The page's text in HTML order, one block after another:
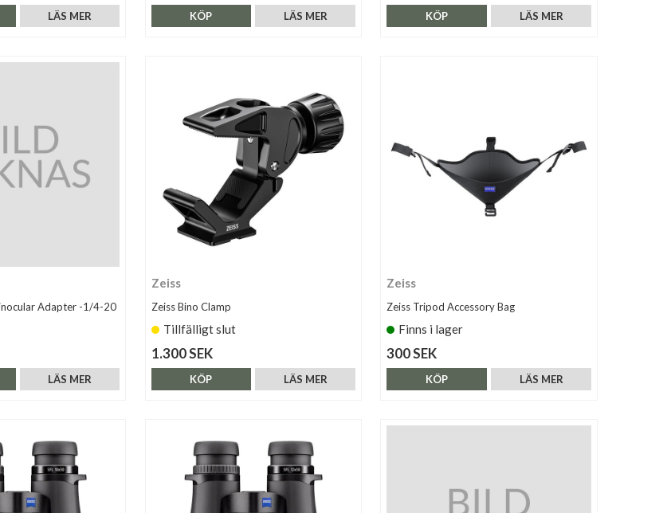
LÄS MER LÄS MER
KÖP LÄS MER
KÖP
Adapter -1/4-20
LÄS MER
Zeiss
Zeiss Bino Clamp
Tillfälligt slut
1.300 SEK
LÄS MER
KÖP
Zeiss
Zeiss Tripod Accessory Bag
Finns i lager
300 SEK
LÄS MER
KÖP